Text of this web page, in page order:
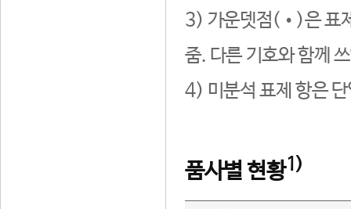
3) 가운뎃점(•)은 표
줌. 다른 기호와 함께
4) 미분석 표제 항은
품사별 현황1)